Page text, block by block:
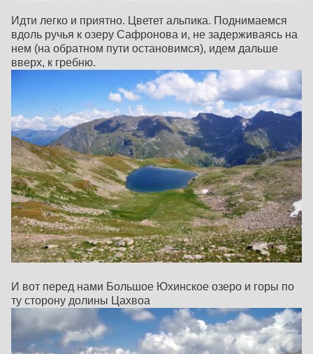
Идти легко и приятно. Цветет альпика. Поднимаемся
вдоль ручья к озеру Сафронова и, не задерживаясь на
нем (на обратном пути остановимся), идем дальше
вверх, к гребню.
И вот перед нами Большое Юхинское озеро и горы по
ту сторону долины Цахвоа